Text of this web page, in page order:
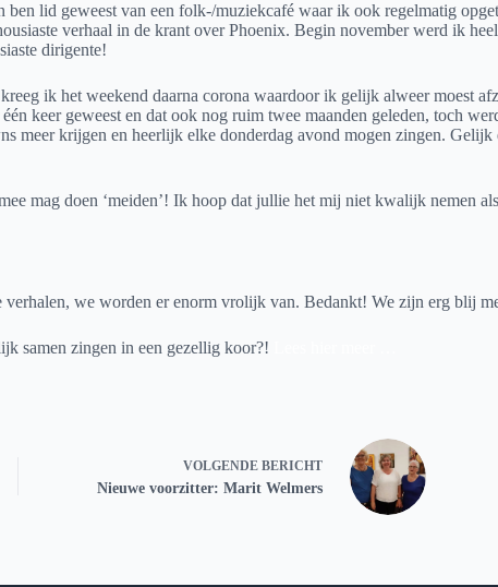
lid geweest van een folk-/muziekcafé waar ik ook regelmatig
verhaal in de krant over Phoenix. Begin november werd ik
dirigente!
ik het weekend daarna corona waardoor ik gelijk alweer moest
keer geweest en dat ook nog ruim twee maanden geleden, toch
meer krijgen en heerlijk elke donderdag avond mogen zingen.
mag doen ‘meiden’! Ik hoop dat jullie het mij niet kwalijk nemen
verhalen, we worden er enorm vrolijk van. Bedankt! We zijn erg blij
samen zingen in een gezellig koor?!
VOLGENDE BERICHT
Nieuwe voorzitter: Marit Welmers